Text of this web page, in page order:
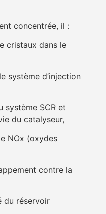
concentrée, il :
cristaux dans le
système d’injection
système SCR et
du catalyseur,
NOx (oxydes
contre la
du réservoir